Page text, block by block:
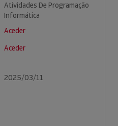
Atividades De Programação
Informática
Aceder
Aceder
2025/03/11